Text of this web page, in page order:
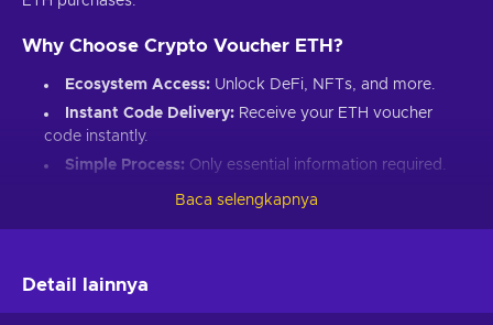
Why Choose Crypto Voucher ETH?
Ecosystem Access: Unlock DeFi, NFTs, and more.
Instant Code Delivery: Receive your ETH voucher
code instantly.
Simple Process: Only essential information required.
Introduce loved ones to Ethereum’s world.
Set up an Ethereum-compatible wallet.
Baca selengkapnya
Detail lainnya